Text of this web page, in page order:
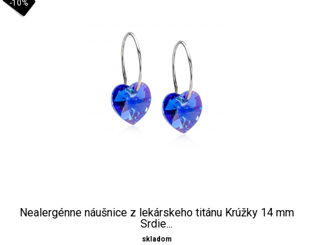
-10%
Nealergénne náušnice z lekárskeho titánu Krúžky 14 mm
Srdie...
skladom